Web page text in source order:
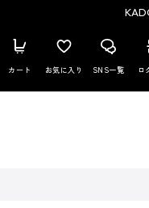
カート お気に入り SNS一覧 ロ